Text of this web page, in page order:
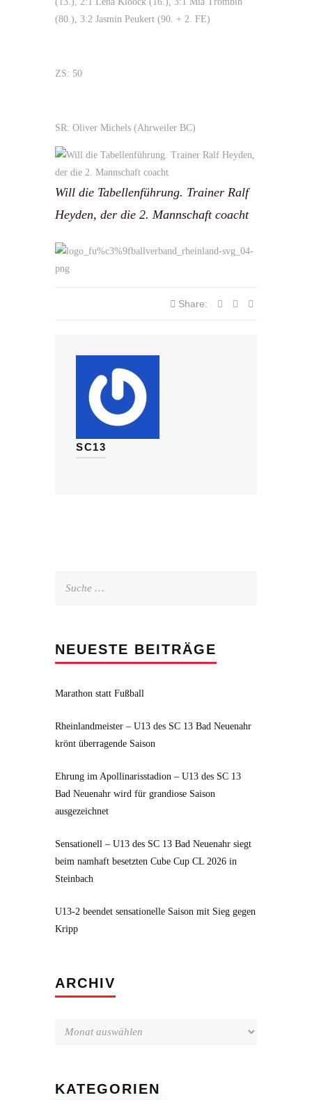
(80.), 3:2 Jasmin Peukert (90. + 2. FE)
ZS: 50
SR: Oliver Michels (Ahrweiler BC)
Will die Tabellenführung. Trainer Ralf
Heyden, der die 2. Mannschaft coacht
Share:
SC13
NEUESTE BEITRÄGE
Marathon statt Fußball
Rheinlandmeister – U13 des SC 13 Bad Neuenahr
krönt überragende Saison
Ehrung im Apollinarisstadion – U13 des SC 13
Bad Neuenahr wird für grandiose Saison
ausgezeichnet
Sensationell – U13 des SC 13 Bad Neuenahr siegt
beim namhaft besetzten Cube Cup CL 2026 in
Steinbach
U13-2 beendet sensationelle Saison mit Sieg gegen
Kripp
ARCHIV
KATEGORIEN